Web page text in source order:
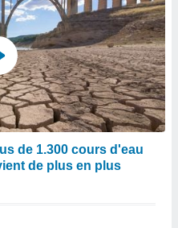
de 1.300 cours d'eau
de plus en plus